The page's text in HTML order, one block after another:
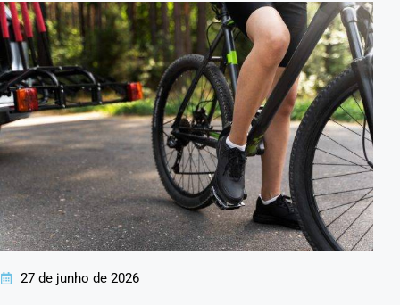
27 de junho de 2026